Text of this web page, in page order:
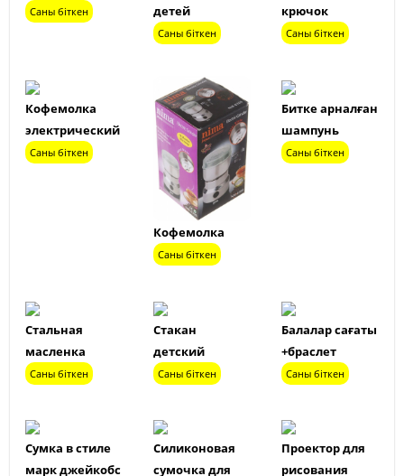
Саны біткен детей
Саны біткен
крючок
Саны біткен
Кофемолка
электрический
Саны біткен
Кофемолка
Саны біткен
Битке арналған
шампунь
Саны біткен
Стальная
масленка
Саны біткен
Стакан
детский
Саны біткен
Балалар сағаты
+браслет
Саны біткен
Сумка в стиле
марк джейкобс
Силиконовая
сумочка для
Проектор для
рисования